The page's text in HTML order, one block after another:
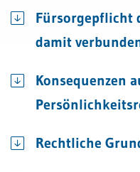
Fürsorgepflicht
damit
Konsequenzen
Rechtliche